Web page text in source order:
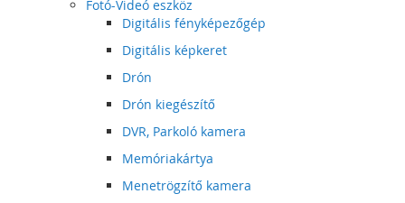
Fotó-Videó eszköz
Digitális fényképezőgép
Digitális képkeret
Drón
Drón kiegészítő
DVR, Parkoló kamera
Memóriakártya
Menetrögzítő kamera